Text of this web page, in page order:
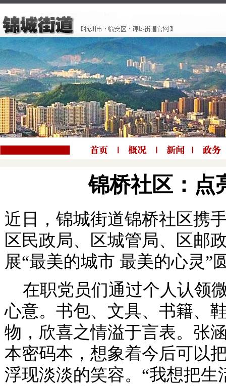
锦桥社区：点
近日，锦城街道锦桥社区携
区民政局、区城管局、区邮
展“最美的城市 最美的心灵”
在职党员们通过个人认领
心意。书包、文具、书籍、
物，欣喜之情溢于言表。张
本密码本，想象着今后可以
浮现淡淡的笑容。“我想把